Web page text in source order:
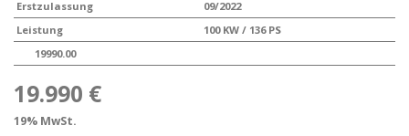
Erstzulassung
09/2022
Leistung
100 KW / 136 PS
19990.00
19.990 €
19% MwSt.